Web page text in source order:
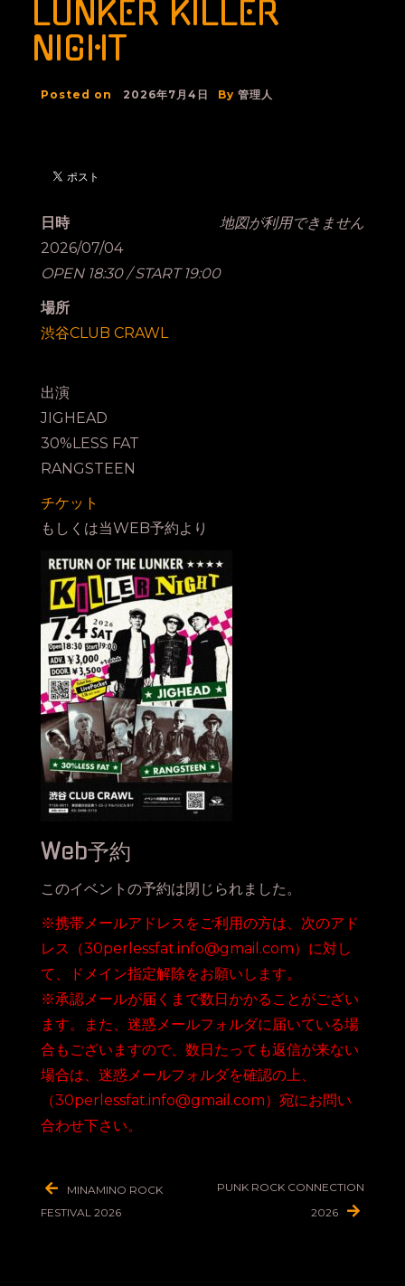
LUNKER KILLER
NIGHT
Posted on 2026年7月4日 By 管理人
地図が利用できません
日時
2026/07/04
OPEN 18:30 / START 19:00
場所
渋谷CLUB CRAWL
出演
JIGHEAD
30%LESS FAT
RANGSTEEN
チケット
もしくは当WEB予約より
Web予約
このイベントの予約は閉じられました。
※携帯メールアドレスをご利用の方は、次のアド
レス（30perlessfat.info@gmail.com）に対し
て、ドメイン指定解除をお願いします。
※承認メールが届くまで数日かかることがござい
ます。また、迷惑メールフォルダに届いている場
合もございますので、数日たっても返信が来ない
場合は、迷惑メールフォルダを確認の上、
（30perlessfat.info@gmail.com）宛にお問い
合わせ下さい。
稿
MINAMINO ROCK
FESTIVAL 2026
PUNK ROCK CONNECTION
2026